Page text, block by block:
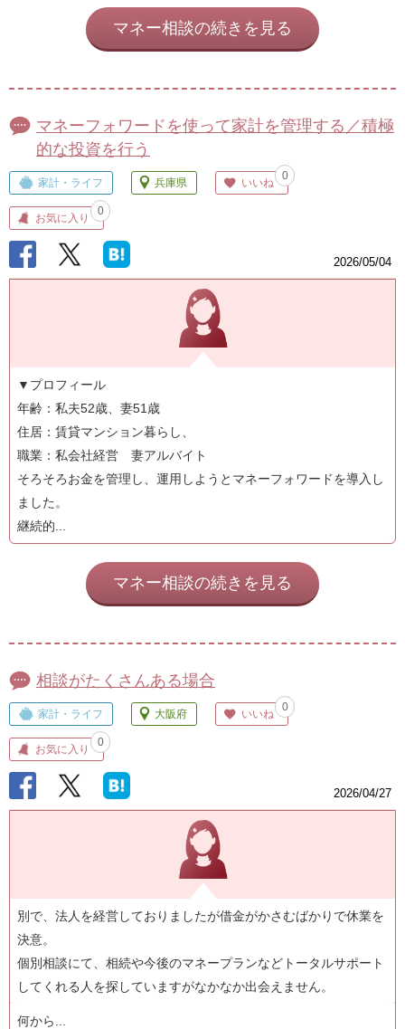
マネー相談の続きを見る
マネーフォワードを使って家計を管理する／積極
的な投資を行う
家計・ライフ 兵庫県 いいね
0
お気に入り
0
2026/05/04
▼プロフィール
年齢：私夫52歳、妻51歳
住居：賃貸マンション暮らし、
職業：私会社経営 妻アルバイト
そろそろお金を管理し、運用しようとマネーフォワードを導入し
ました。
継続的...
マネー相談の続きを見る
相談がたくさんある場合
家計・ライフ 大阪府 いいね
0
お気に入り
0
2026/04/27
別で、法人を経営しておりましたが借金がかさむばかりで休業を
決意。
個別相談にて、相続や今後のマネープランなどトータルサポート
してくれる人を探していますがなかなか出会えません。
何から...